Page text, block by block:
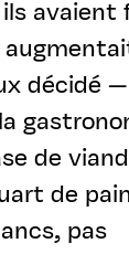
ils avaient
décidé
de
de
pas